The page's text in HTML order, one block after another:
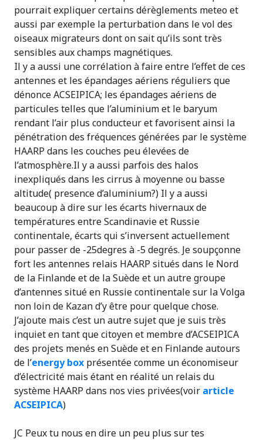
pourrait expliquer certains dérèglements meteo et
aussi par exemple la perturbation dans le vol des
oiseaux migrateurs dont on sait qu’ils sont très
sensibles aux champs magnétiques.
Il y a aussi une corrélation à faire entre l’effet de ces
antennes et les épandages aériens réguliers que
dénonce ACSEIPICA; les épandages aériens de
particules telles que l’aluminium et le baryum
rendant l’air plus conducteur et favorisent ainsi la
pénétration des fréquences générées par le système
HAARP dans les couches peu élevées de
l’atmosphère.Il y a aussi parfois des halos
inexpliqués dans les cirrus à moyenne ou basse
altitude( presence d’aluminium?) Il y a aussi
beaucoup à dire sur les écarts hivernaux de
températures entre Scandinavie et Russie
continentale, écarts qui s’inversent actuellement
pour passer de -25degres à -5 degrés. Je soupçonne
fort les antennes relais HAARP situés dans le Nord
de la Finlande et de la Suède et un autre groupe
d’antennes situé en Russie continentale sur la Volga
non loin de Kazan d’y être pour quelque chose.
J’ajoute mais c’est un autre sujet que je suis très
inquiet en tant que citoyen et membre d’ACSEIPICA
des projets menés en Suède et en Finlande autours
de l’energy box présentée comme un économiseur
d’électricité mais étant en réalité un relais du
système HAARP dans nos vies privées(voir article
ACSEIPICA)
JC Peux tu nous en dire un peu plus sur tes